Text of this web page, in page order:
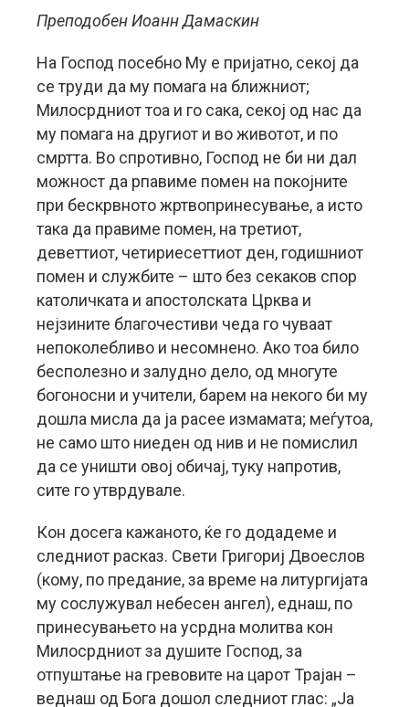
Преподобен Иоанн Дамаскин
На Господ посебно Му е пријатно, секој да
се труди да му помага на ближниот;
Милосрдниот тоа и го сака, секој од нас да
му помага на другиот и во животот, и по
смртта. Во спротивно, Господ не би ни дал
можност да рпавиме помен на покојните
при бескрвното жртвопринесување, а исто
така да правиме помен, на третиот,
деветтиот, четириесеттиот ден, годишниот
помен и службите – што без секаков спор
католичката и апостолската Црква и
нејзините благочестиви чеда го чуваат
непоколебливо и несомнено. Ако тоа било
бесполезно и залудно дело, од многуте
богоносни и учители, барем на некого би му
дошла мисла да ја расее измамата; меѓутоа,
не само што ниеден од нив и не помислил
да се уништи овој обичај, туку напротив,
сите го утврдувале.
Кон досега кажаното, ќе го додадеме и
следниот расказ. Свети Григориј Двоеслов
(кому, по предание, за време на литургијата
му сослужувал небесен ангел), еднаш, по
принесувањето на усрдна молитва кон
Милосрдниот за душите Господ, за
отпуштање на гревовите на царот Трајан –
веднаш од Бога дошол следниот глас: „Ја